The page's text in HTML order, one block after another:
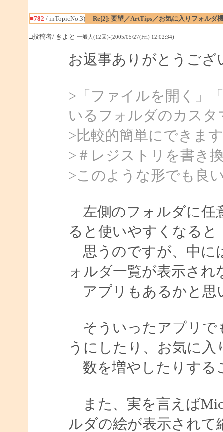
■782 / inTopicNo.3) Re[2]: 要望／ArtTips／お気に入りフォルダ
□投稿者/ きよと 一般人(12回)-(2005/05/27(Fri) 12:02:34)
お返事ありがとうござ
>「ファイルを開く」
いるフォルダのカスタ
>比較的簡単にできま
>＃レジストリを書き
>このような形でも良
左側のフォルダに任
ると使いやすくなると
思うのですが、中に
ォルダ一覧が表示され
アプリもあるかと思
そういったアプリで
うにしたり、お気に入
数を増やしたりする
また、実を言えば
ルダの絵が表示されて